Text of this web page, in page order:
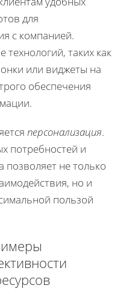
для
с компанией.
технологий, таких как
или виджеты на
обеспечения
персонализация.
потребностей и
позволяет не только
но и
пользой